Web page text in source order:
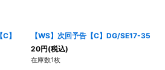
】
【WS】次回予告【C】DG/SE17-35
20円(税込)
在庫数1枚